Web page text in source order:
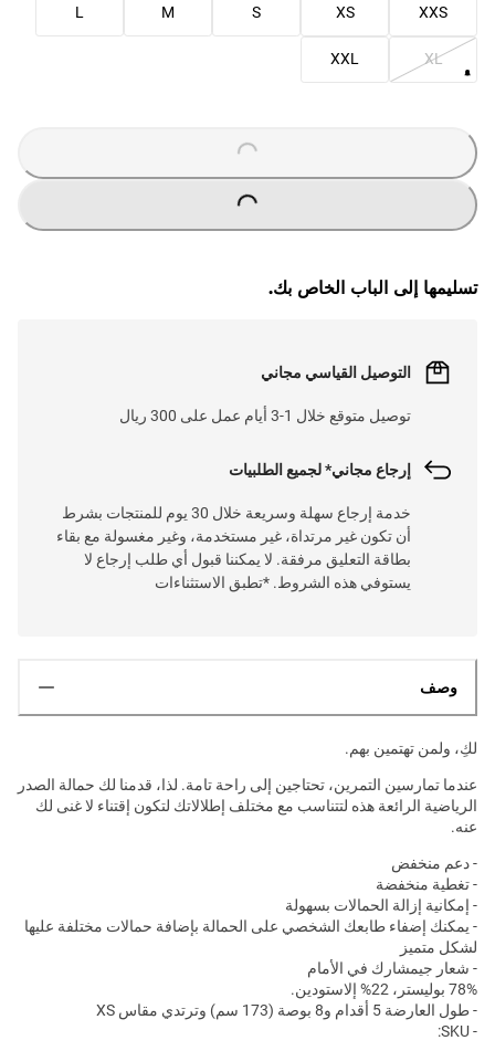
XXS
XS
S
M
L
XL
XXL
L
.
تسليمها إلى الباب الخاص بك.
التوصيل القياسي مجاني
توصيل متوقع خلال 1-3 أيام عمل على 300 ريال
إرجاع مجاني* لجميع الطلبيات
خدمة إرجاع سهلة وسريعة خلال 30 يوم للمنتجات بشرط
أن تكون غير مرتداة، غير مستخدمة، وغير مغسولة مع بقاء
بطاقة التعليق مرفقة. لا يمكننا قبول أي طلب إرجاع لا
يستوفي هذه الشروط. *تطبق الاستثناءات
وصف
لكِ، ولمن تهتمين بهم.
عندما تمارسين التمرين، تحتاجين إلى راحة تامة. لذا، قدمنا لك حمالة الصدر
الرياضية الرائعة هذه لتتناسب مع مختلف إطلالاتك لتكون إقتناء لا غنى لك
عنه.
- دعم منخفض
- تغطية منخفضة
- إمكانية إزالة الحمالات بسهولة
- يمكنك إضفاء طابعك الشخصي على الحمالة بإضافة حمالات مختلفة عليها
لشكل متميز
- شعار جيمشارك في الأمام
78% بوليستر، 22% إلاستودين.
- طول العارضة 5 أقدام و8 بوصة (173 سم) وترتدي مقاس XS
- SKU: